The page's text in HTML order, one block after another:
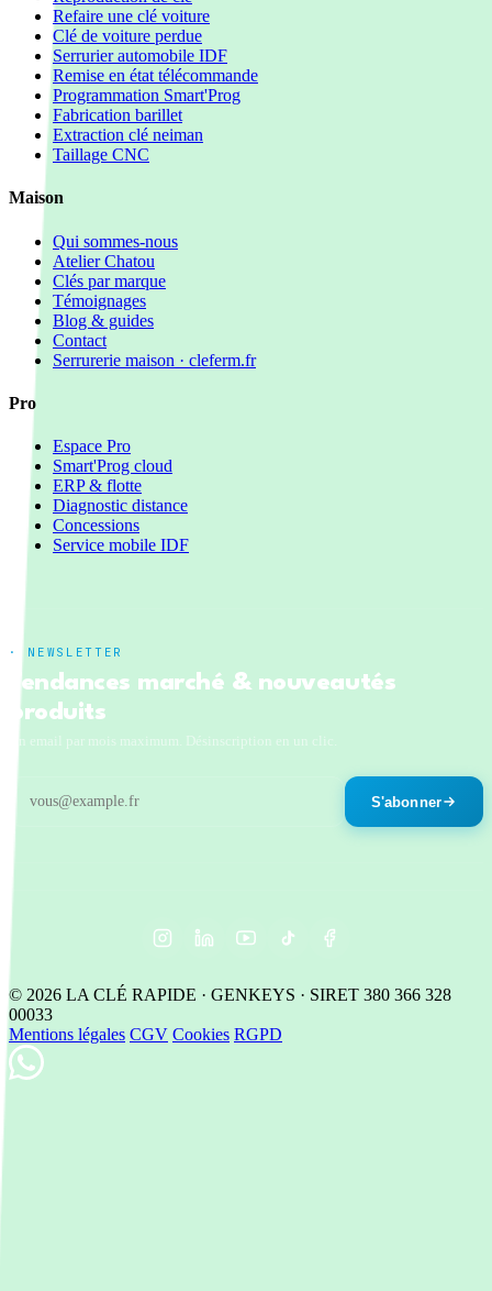
Refaire une clé voiture
Clé de voiture perdue
Serrurier automobile IDF
Remise en état télécommande
Programmation Smart'Prog
Fabrication barillet
Extraction clé neiman
Taillage CNC
Maison
Qui sommes-nous
Atelier Chatou
Clés par marque
Témoignages
Blog & guides
Contact
Serrurerie maison · cleferm.fr
Pro
Espace Pro
Smart'Prog cloud
ERP & flotte
Diagnostic distance
Concessions
Service mobile IDF
· NEWSLETTER
Tendances marché & nouveautés
produits
Un email par mois maximum. Désinscription en un clic.
S'abonner
© 2026 LA CLÉ RAPIDE · GENKEYS · SIRET 380 366 328
00033
Mentions légales CGV Cookies RGPD